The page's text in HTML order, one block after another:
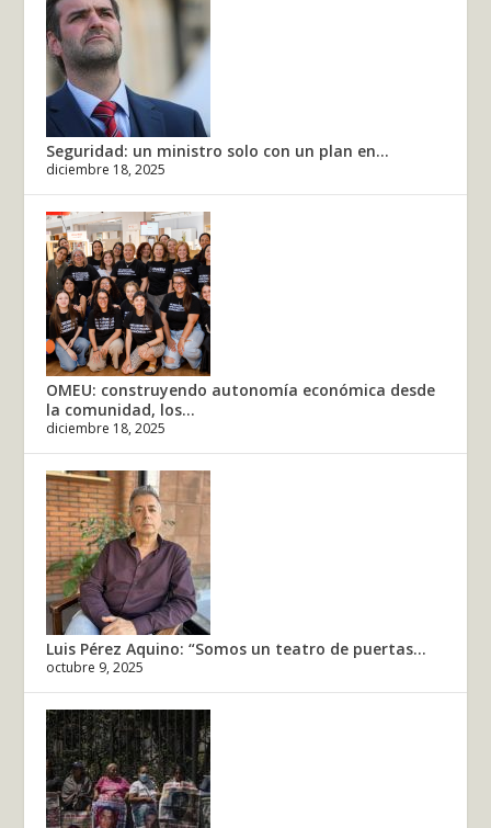
Seguridad: un ministro solo con un plan en...
diciembre 18, 2025
OMEU: construyendo autonomía económica desde
la comunidad, los...
diciembre 18, 2025
Luis Pérez Aquino: “Somos un teatro de puertas...
octubre 9, 2025